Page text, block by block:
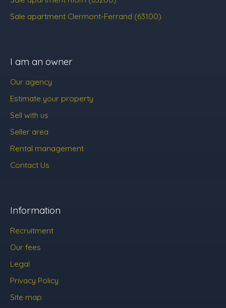
Sale apartment Clermont-Ferrand (63100)
I am an owner
Our agency
Estimate your property
Sell with us
Seller area
Rental management
Contact Us
Information
Recruitment
Our fees
Legal
Privacy Policy
Site map